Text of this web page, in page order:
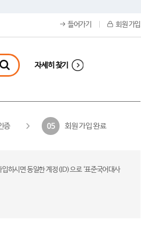
들어가기 회원 가입
자세히 찾기
증 05 회원 가입 완료
하시면 동일한 계정(ID)으로 ‘표준국어대사